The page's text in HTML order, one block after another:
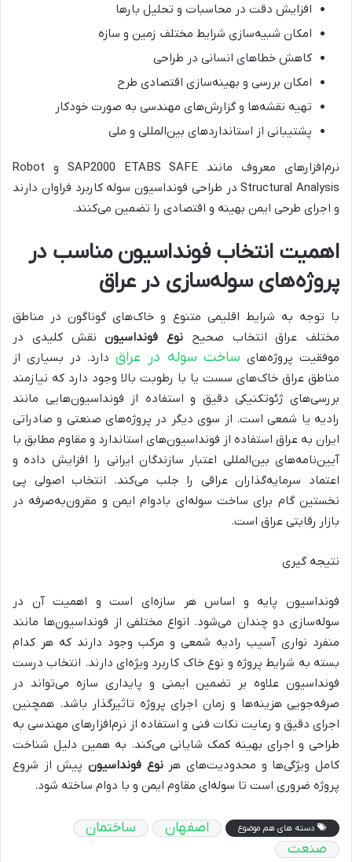
افزایش دقت در محاسبات و تحلیل بارها
امکان شبیه‌سازی شرایط مختلف زمین و سازه
کاهش خطاهای انسانی در طراحی
امکان بررسی و بهینه‌سازی اقتصادی طرح
تهیه نقشه‌ها و گزارش‌های مهندسی به صورت خودکار
پشتیبانی از استانداردهای بین‌المللی و ملی
نرم‌افزارهای معروف مانند SAP2000 ETABS SAFE و Robot
Structural Analysisدر طراحی فونداسیون سوله کاربرد فراوان دارند
و اجرای طرحی ایمن بهینه و اقتصادی را تضمین می‌کنند.
اهمیت انتخاب فونداسیون مناسب در
پروژه‌های سوله‌سازی در عراق
با توجه به شرایط اقلیمی متنوع و خاک‌های گوناگون در مناطق
مختلف عراق انتخاب صحیح نوع فونداسیون نقش کلیدی در
موفقیت پروژه‌های ساخت سوله در عراقدارد. در بسیاری از
مناطق عراق خاک‌های سست یا با رطوبت بالا وجود دارد که نیازمند
بررسی‌های ژئوتکنیکی دقیق و استفاده از فونداسیون‌هایی مانند
رادیه یا شمعی است. از سوی دیگر در پروژه‌های صنعتی و صادراتی
ایران به عراق استفاده از فونداسیون‌های استاندارد و مقاوم مطابق با
آیین‌نامه‌های بین‌المللی اعتبار سازندگان ایرانی را افزایش داده و
اعتماد سرمایه‌گذاران عراقی را جلب می‌کند. انتخاب اصولی پی
نخستین گام برای ساخت سوله‌ای بادوام ایمن و مقرون‌به‌صرفه در
بازار رقابتی عراق است.
نتیجه گیری
فونداسیون پایه و اساس هر سازه‌ای است و اهمیت آن در
سوله‌سازی دو چندان می‌شود. انواع مختلفی از فونداسیون‌ها مانند
منفرد نواری آسیب رادیه شمعی و مرکب وجود دارند که هر کدام
بسته به شرایط پروژه و نوع خاک کاربرد ویژه‌ای دارند. انتخاب درست
فونداسیون علاوه بر تضمین ایمنی و پایداری سازه می‌تواند در
صرفه‌جویی هزینه‌ها و زمان اجرای پروژه تاثیرگذار باشد. همچنین
اجرای دقیق و رعایت نکات فنی و استفاده از نرم‌افزارهای مهندسی به
طراحی و اجرای بهینه کمک شایانی می‌کند. به همین دلیل شناخت
کامل ویژگی‌ها و محدودیت‌های هرنوع فونداسیون پیش از شروع
پروژه ضروری است تا سوله‌ای مقاوم ایمن و با دوام ساخته شود.
دسته های هم موضوع اصفهان
ساختمان
صنعت